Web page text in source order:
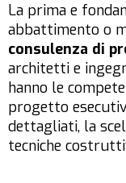
La prima e
abbattimento o
consulenza di
architetti e
hanno le
progetto
dettagliati, la
tecniche